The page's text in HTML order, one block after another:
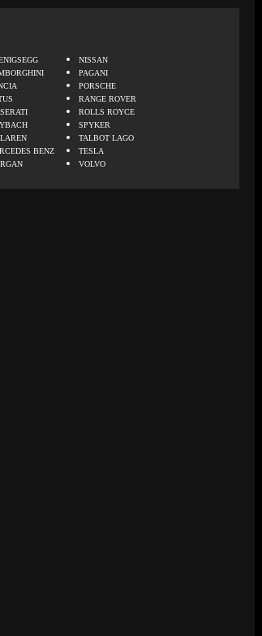
BENZ
NISSAN
PAGANI
PORSCHE
RANGE ROVER
ROLLS ROYCE
SPYKER
TALBOT LAGO
TESLA
VOLVO